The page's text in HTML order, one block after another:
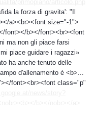
la forza di gravita': "Il
a><br><font size="-1">
font></b></font><br><font
ma non gli piace farsi
piace guidare i ragazzi»
ha anche tenuto delle
d'allenamento è <b>...
font><br><font class="p"